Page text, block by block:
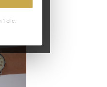
clic.